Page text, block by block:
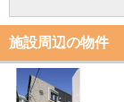
施設周辺の物件